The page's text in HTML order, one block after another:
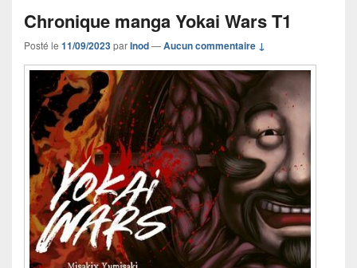
Chronique manga Yokai Wars T1
Posté le 11/09/2023parInod—Aucun commentaire ↓